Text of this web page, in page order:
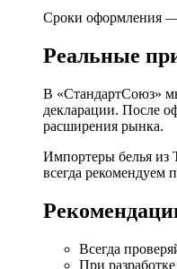
Сроки оформления —
Реальные
В «СтандартСоюз»
декларации. После
расширения рынка.
Импортеры белья из
всегда рекомендуем
Всегда
При